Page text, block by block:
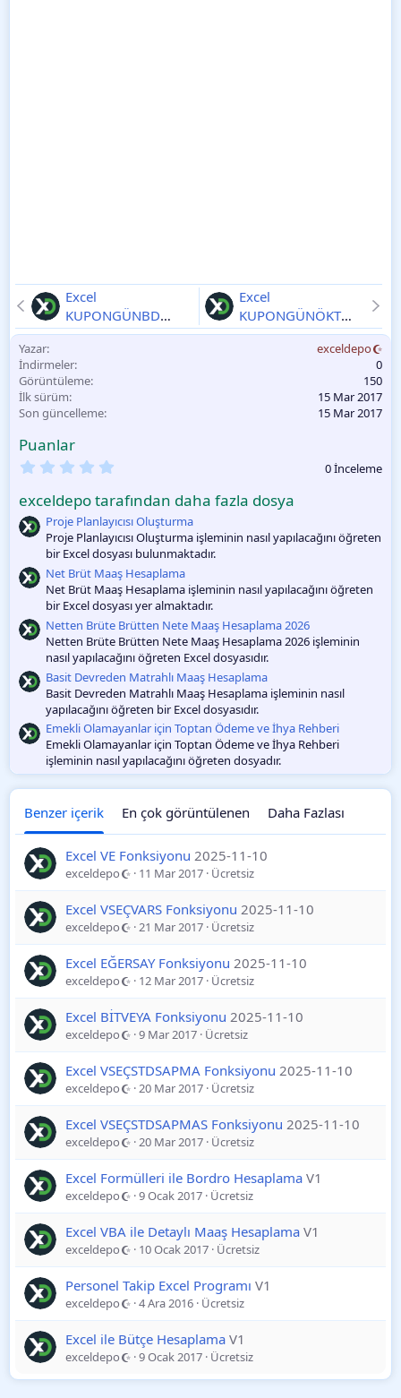
Excel
KUPONGÜNBD
Fonksiyonu 2025-
Excel
KUPONGÜNÖKT
Fonksiyonu 2025-
Yazar
exceldepo
İndirmeler
0
Görüntüleme
150
İlk sürüm
15 Mar 2017
Son güncelleme
15 Mar 2017
Puanlar
0
O
y
l
a
m
a
0 İnceleme
exceldepo tarafından daha fazla dosya
Proje Planlayıcısı Oluşturma
Proje Planlayıcısı Oluşturma işleminin nasıl yapılacağını öğreten
bir Excel dosyası bulunmaktadır.
Net Brüt Maaş Hesaplama
Net Brüt Maaş Hesaplama işleminin nasıl yapılacağını öğreten
bir Excel dosyası yer almaktadır.
Netten Brüte Brütten Nete Maaş Hesaplama 2026
Netten Brüte Brütten Nete Maaş Hesaplama 2026 işleminin
nasıl yapılacağını öğreten Excel dosyasıdır.
Basit Devreden Matrahlı Maaş Hesaplama
Basit Devreden Matrahlı Maaş Hesaplama işleminin nasıl
yapılacağını öğreten bir Excel dosyasıdır.
Emekli Olamayanlar için Toptan Ödeme ve İhya Rehberi
Emekli Olamayanlar için Toptan Ödeme ve İhya Rehberi
işleminin nasıl yapılacağını öğreten dosyadır.
Benzer içerik En çok görüntülenen Daha Fazlası
Excel VE Fonksiyonu 2025-11-10
exceldepo 11 Mar 2017 Ücretsiz
Excel VSEÇVARS Fonksiyonu 2025-11-10
exceldepo 21 Mar 2017 Ücretsiz
Excel EĞERSAY Fonksiyonu 2025-11-10
exceldepo 12 Mar 2017 Ücretsiz
Excel BİTVEYA Fonksiyonu 2025-11-10
exceldepo 9 Mar 2017 Ücretsiz
Excel VSEÇSTDSAPMA Fonksiyonu 2025-11-10
exceldepo 20 Mar 2017 Ücretsiz
Excel VSEÇSTDSAPMAS Fonksiyonu 2025-11-10
exceldepo 20 Mar 2017 Ücretsiz
Excel Formülleri ile Bordro Hesaplama V1
exceldepo 9 Ocak 2017 Ücretsiz
Excel VBA ile Detaylı Maaş Hesaplama V1
exceldepo 10 Ocak 2017 Ücretsiz
Personel Takip Excel Programı V1
exceldepo 4 Ara 2016 Ücretsiz
Excel ile Bütçe Hesaplama V1
exceldepo 9 Ocak 2017 Ücretsiz